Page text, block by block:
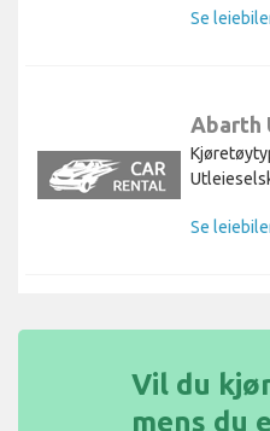
Se
Abarth
Se
Vil du
mens du